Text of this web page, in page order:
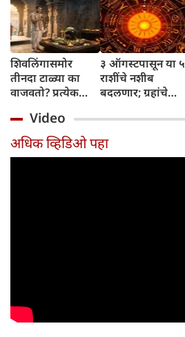
शिवलिंगासमोर
तीनदा टाळ्या का
वाजवतो? प्रत्येक
जाणून घ्या
३ ऑगस्टपासून या ५
राशींचे नशीब
बदलणार; ग्रहांचे
संपतील आणि शुभ
दिवसांची सुरुवात
होईल
Video
अधिक व्हिडिओ पहा